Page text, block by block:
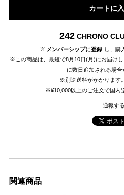
カートに
242 CHRONO
※ メンバーシップに登録 し、購
※この商品は、最短で8月10日(月)にお届け
に数日追加される場合
※別途送料がかかります。
※¥10,000以上のご注文で国内
通報する
関連商品